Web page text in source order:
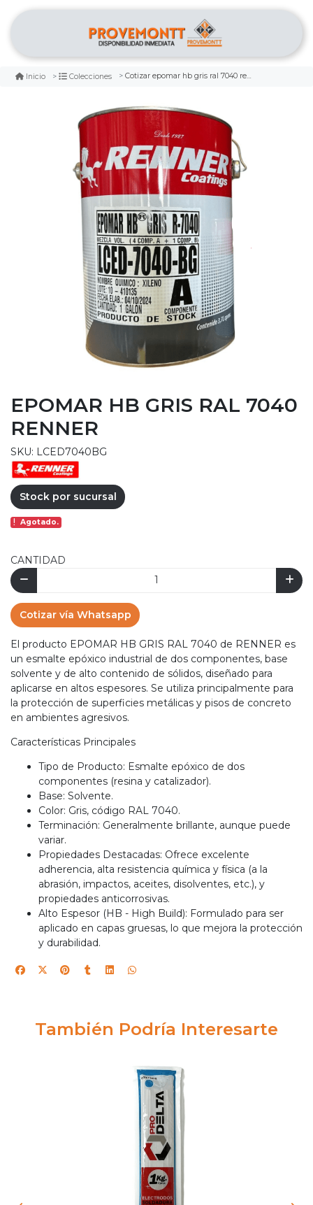
Inicio Colecciones Cotizar epomar hb gris ral 7040 renner
EPOMAR HB GRIS RAL 7040
RENNER
SKU: LCED7040BG
Stock por sucursal
Agotado.
CANTIDAD
Cotizar vía Whatsapp
El producto EPOMAR HB GRIS RAL 7040 de RENNER es
un esmalte epóxico industrial de dos componentes, base
solvente y de alto contenido de sólidos, diseñado para
aplicarse en altos espesores. Se utiliza principalmente para
la protección de superficies metálicas y pisos de concreto
en ambientes agresivos.
Características Principales
Tipo de Producto: Esmalte epóxico de dos
componentes (resina y catalizador).
Base: Solvente.
Color: Gris, código RAL 7040.
Terminación: Generalmente brillante, aunque puede
variar.
Propiedades Destacadas: Ofrece excelente
adherencia, alta resistencia química y física (a la
abrasión, impactos, aceites, disolventes, etc.), y
propiedades anticorrosivas.
Alto Espesor (HB - High Build): Formulado para ser
aplicado en capas gruesas, lo que mejora la protección
y durabilidad.
También Podría Interesarte